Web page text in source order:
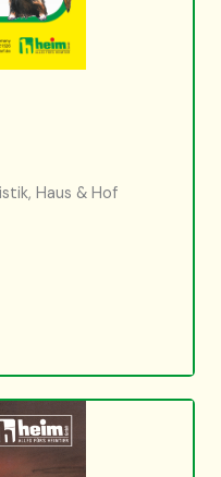
Haus & Hof